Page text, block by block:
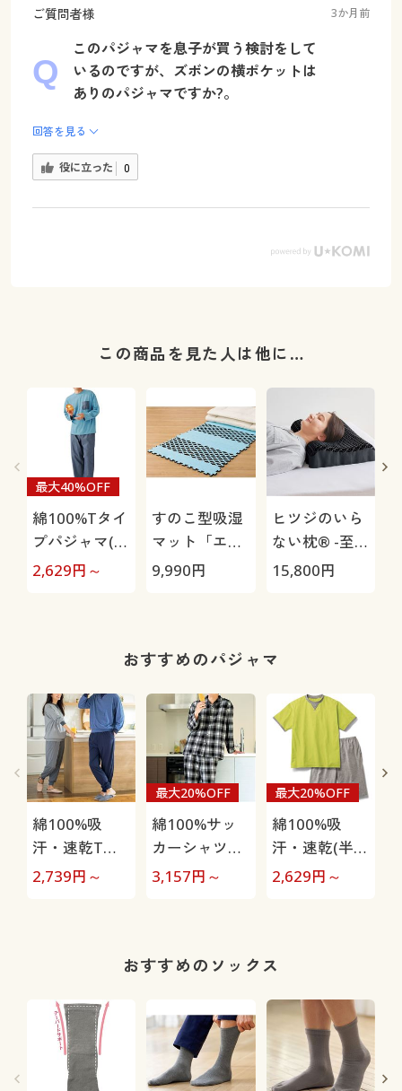
ご質問者様 3か月前
このパジャマを息子が買う検討をして
いるのですが、ズボンの横ポケットは
ありのパジャマですか?。
回答を見る
役に立った 0
この商品を見た人は他に…
綿100%Tタイ
プパジャマ(男
女兼用)
最大40%OFF
2,629円～
すのこ型吸湿
マット「エア
ージョブ®」
9,990円
ヒツジのいら
ない枕® -至
極-
15,800円
おすすめのパジャマ
綿100%吸
汗・速乾Tタ
イプパジャマ
2,739円～
綿100%サッ
カーシャツパ
ジャマ(男女兼
最大20%OFF
3,157円～
綿100%吸
汗・速乾(半袖
&ハーフパン
最大20%OFF
2,629円～
おすすめのソックス